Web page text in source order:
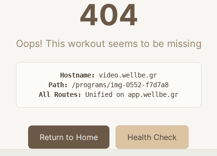
404
Oops! This workout seems to be missing
Hostname:
video.wellbe.gr
Path:
/programs/img-0552-f7d7a8
All Routes:
Unified on app.wellbe.gr
Return to Home Health Check